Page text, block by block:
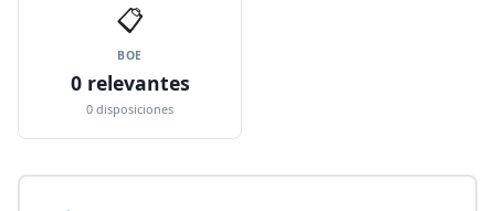
📋
BOE
0 relevantes
0 disposiciones